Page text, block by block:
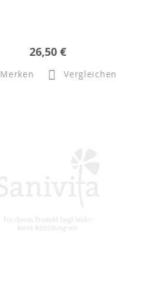
26,50 €
Merken Vergleichen